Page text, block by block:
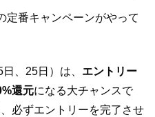
定番キャンペーンがやって
、25日）は、 エントリー
還元になる大チャンスで
必ずエントリーを完了させ